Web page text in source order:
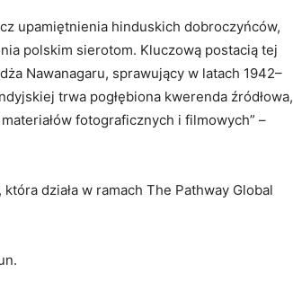
upamiętnienia hinduskich dobroczyńców,
polskim sierotom. Kluczową postacią tej
Nawanagaru, sprawujący w latach 1942–
trwa pogłębiona kwerenda źródłowa,
fotograficznych i filmowych” –
działa w ramach The Pathway Global